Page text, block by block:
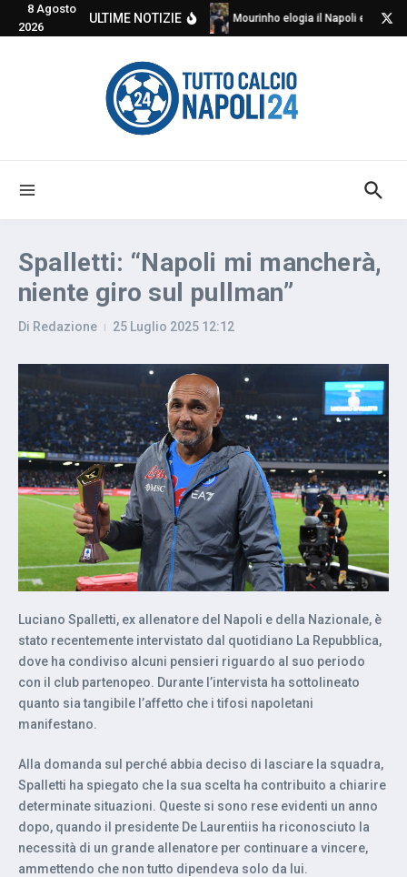
Salta al contenuto
8 Agosto
2026
ULTIME NOTIZIE Mourinho elogia il Napoli e critica
Spalletti: “Napoli mi mancherà,
niente giro sul pullman”
Di Redazione 25 Luglio 2025 12:12
Luciano Spalletti, ex allenatore del Napoli e della Nazionale, è
stato recentemente intervistato dal quotidiano La Repubblica,
dove ha condiviso alcuni pensieri riguardo al suo periodo
con il club partenopeo. Durante l’intervista ha sottolineato
quanto sia tangibile l’affetto che i tifosi napoletani
manifestano.
Alla domanda sul perché abbia deciso di lasciare la squadra,
Spalletti ha spiegato che la sua scelta ha contribuito a chiarire
determinate situazioni. Queste si sono rese evidenti un anno
dopo, quando il presidente De Laurentiis ha riconosciuto la
necessità di un grande allenatore per continuare a vincere,
ammettendo che non tutto dipendeva solo da lui.